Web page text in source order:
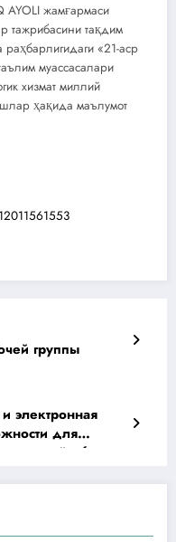
AYOLI жамғармаси
тажрибасини тақдим
«21-аср
муассасалари
хизмат миллий
ҳақида маълумот
группы
электронная
для
области